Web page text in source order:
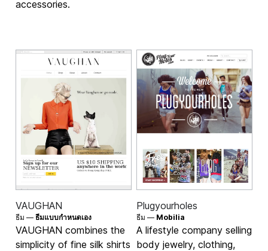
accessories.
VAUGHAN
ธีม —ธีมแบบกำหนดเอง
VAUGHAN combines the
simplicity of fine silk shirts
Plugyourholes
ธีม — Mobilia
A lifestyle company selling
body jewelry, clothing,